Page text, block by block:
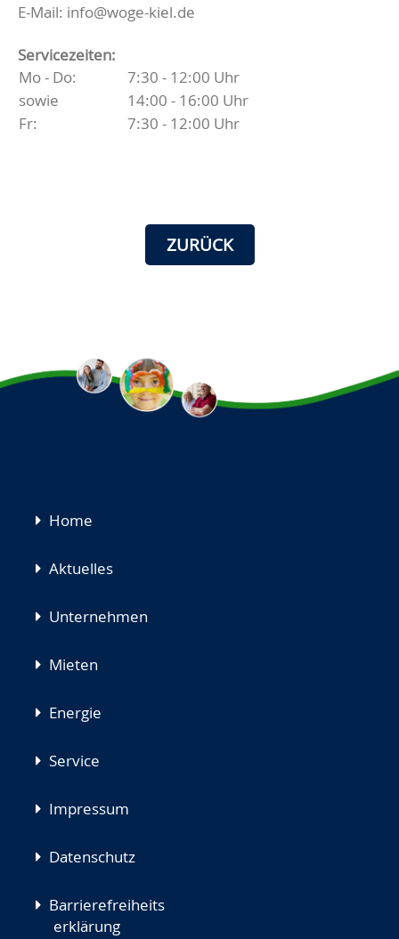
E-Mail: info@woge-kiel.de
Servicezeiten:
Mo - Do:
7:30 - 12:00 Uhr
sowie
14:00 - 16:00 Uhr
Fr:
7:30 - 12:00 Uhr
ZURÜCK
Navigation
Home
Aktuelles
Unternehmen
Mieten
Energie
Service
Impressum
Datenschutz
Barrierefreiheits
erklärung